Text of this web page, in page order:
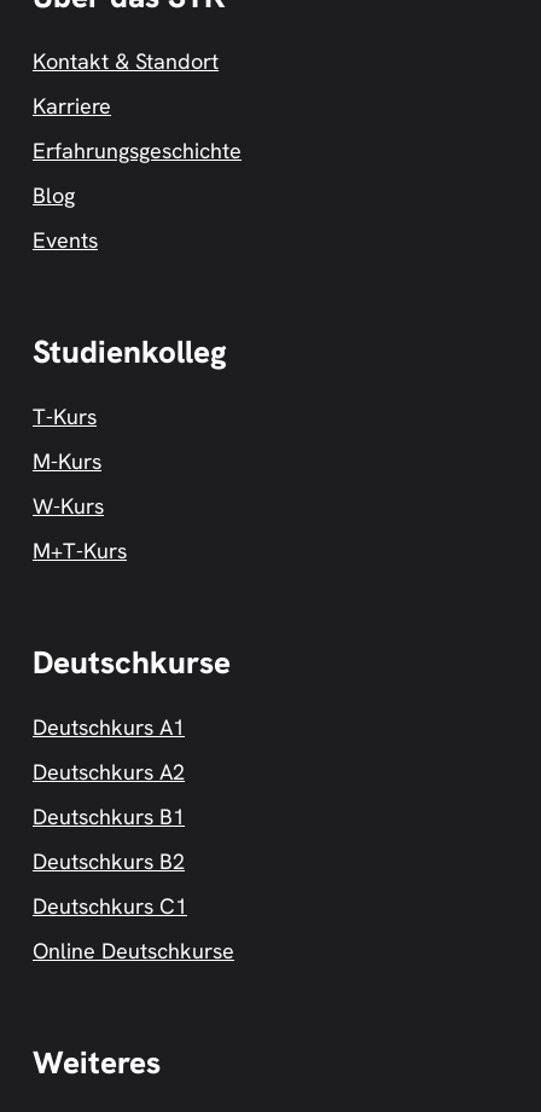
Kontakt & Standort
Karriere
Erfahrungsgeschichte
Blog
Events
Studienkolleg
T-Kurs
M-Kurs
W-Kurs
M+T-Kurs
Deutschkurse
Deutschkurs A1
Deutschkurs A2
Deutschkurs B1
Deutschkurs B2
Deutschkurs C1
Online Deutschkurse
Weiteres